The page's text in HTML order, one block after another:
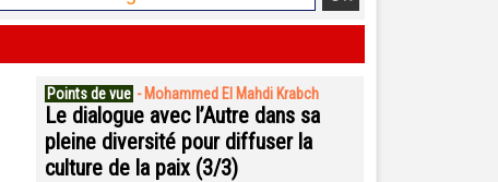
Points de vue - Mohammed El Mahdi Krabch
Le dialogue avec l’Autre dans sa
pleine diversité pour diffuser la
culture de la paix (3/3)